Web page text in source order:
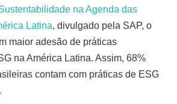
na Agenda das
Latina, divulgado pela SAP, o
maior adesão de práticas
na América Latina. Assim, 68%
contam com práticas de ESG